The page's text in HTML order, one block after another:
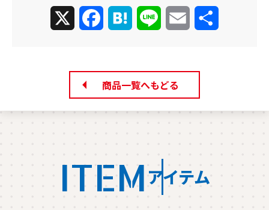
FacebookHatena Line Email
商品一覧へもどる
ITEM アイテム